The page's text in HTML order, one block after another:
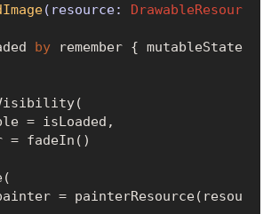
(resource: DrawableResour
by remember { mutableState